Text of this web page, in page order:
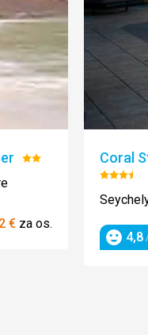
Hodnotenie:
€ za os.
Coral
3.5/5
4,8